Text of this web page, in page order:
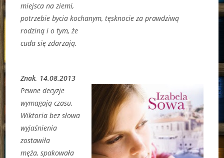
miejsca na ziemi,
potrzebie bycia kochanym, tęsknocie za prawdziwą
rodziną i o tym, że
cuda się zdarzają.
Znak, 14.08.2013
Pewne decyzje
wymagają czasu.
Wiktoria bez słowa
wyjaśnienia
zostawiła
męża, spakowała